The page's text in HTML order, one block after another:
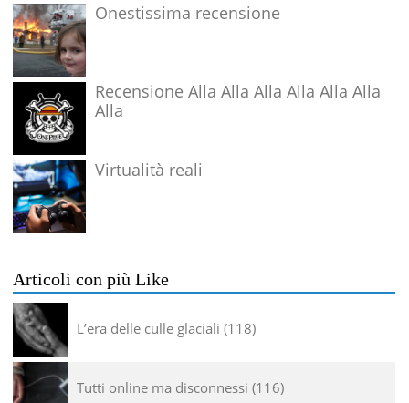
Onestissima recensione
Recensione Alla Alla Alla Alla Alla Alla
Alla
Virtualità reali
Articoli con più Like
L’era delle culle glaciali 118
Tutti online ma disconnessi 116